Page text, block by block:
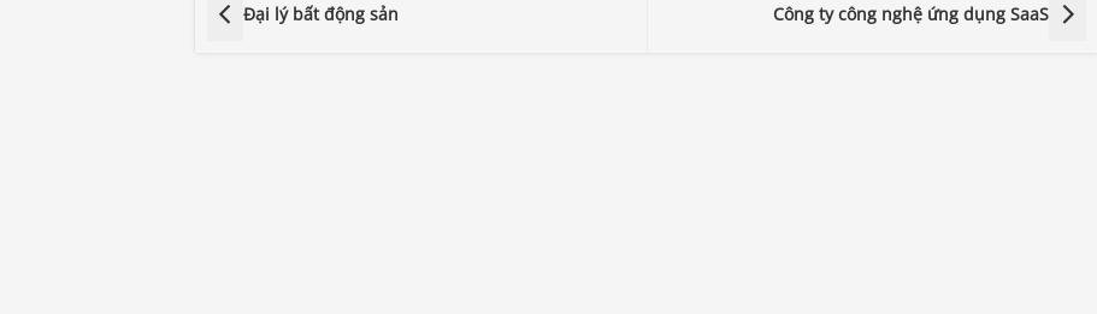
Đại lý bất động sản Công ty công nghệ ứng dụng SaaS